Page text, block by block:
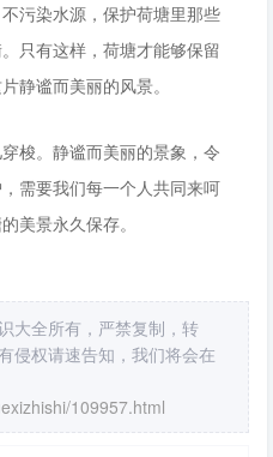
污染水源，保护荷塘里那些
只有这样，荷塘才能够保留
静谧而美丽的风景。
梭。静谧而美丽的景象，令
需要我们每一个人共同来呵
美景永久保存。
大全所有，严禁复制，转
侵权请速告知，我们将会在
109957.html